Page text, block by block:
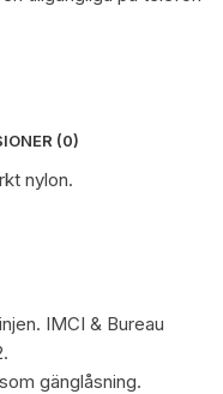
(0)
nylon.
IMCI & Bureau
gänglåsning.